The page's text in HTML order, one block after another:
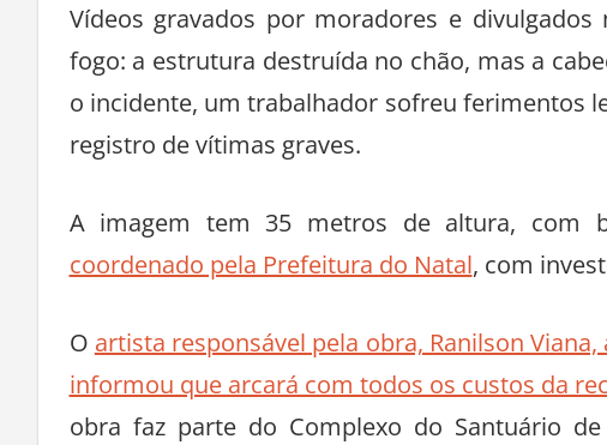
Vídeos gravados por moradores e
fogo: a estrutura destruída no chão, mas a
o incidente, um trabalhador sofreu ferimentos
registro de vítimas graves.
A imagem tem 35 metros de altura, com
coordenado pela Prefeitura do Natal, com
O artista responsável pela obra, Ranilson
informou que arcará com todos os custos da
obra faz parte do Complexo do Santuário